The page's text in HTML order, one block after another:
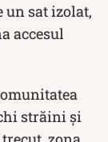
un sat izolat,
accesul
străini și